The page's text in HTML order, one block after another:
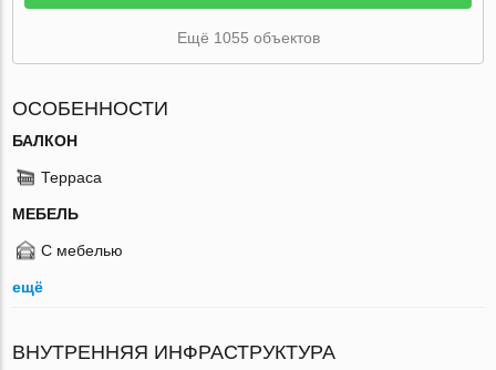
Ещё 1055 объектов
ОСОБЕННОСТИ
БАЛКОН
Терраса
МЕБЕЛЬ
С мебелью
ещё
ВНУТРЕННЯЯ ИНФРАСТРУКТУРА